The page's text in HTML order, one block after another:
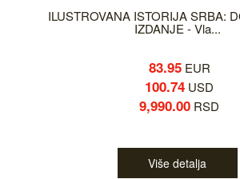
ILUSTROVANA ISTORIJA SRBA:
IZDANJE - Vla...
83.95EUR
100.74 USD
9,990.00 RSD
Više detalja